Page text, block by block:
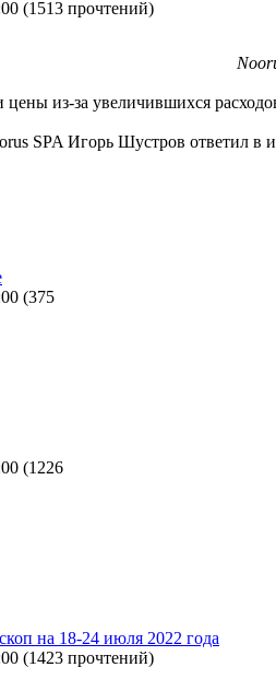
(1513 прочтений)
из-за увеличившихся
SPA Игорь Шустров ответил
(375
(1226
на 18-24 июля 2022 года
(1423 прочтений)